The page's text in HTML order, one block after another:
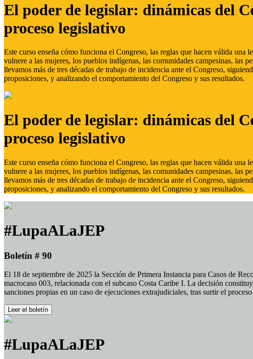
El poder de legislar: dinámicas del
proceso legislativo
Este curso enseña cómo funciona el Congreso, las reglas que hacen válida
vulnere a las mujeres, los pueblos indígenas, las comunidades campesinas, las
llevamos más de tres décadas de trabajo de incidencia ante el Congreso,
proposiciones, y analizando el comportamiento del Congreso y sus resultados.
El poder de legislar: dinámicas del
proceso legislativo
Este curso enseña cómo funciona el Congreso, las reglas que hacen válida
vulnere a las mujeres, los pueblos indígenas, las comunidades campesinas, las
llevamos más de tres décadas de trabajo de incidencia ante el Congreso,
proposiciones, y analizando el comportamiento del Congreso y sus resultados.
#LupaALaJEP
Boletín # 90
El 18 de septiembre de 2025 la Sección de Primera Instancia para Casos de
macrocaso 003, relacionada con el subcaso Costa Caribe I. La decisión
sanciones propias en un caso de ejecuciones extrajudiciales, tras surtir el
Leer el boletín
#LupaALaJEP